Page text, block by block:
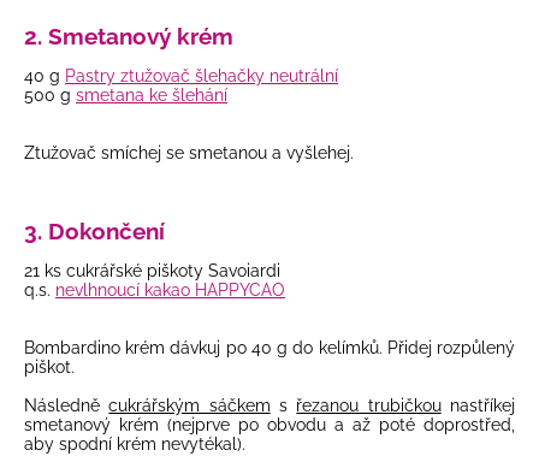
2. Smetanový krém
40 g Pastry ztužovač šlehačky neutrální
500 g smetana ke šlehání
Ztužovač smíchej se smetanou a vyšlehej.
3. Dokončení
21 ks cukrářské piškoty Savoiardi
q.s. nevlhnoucí kakao HAPPYCAO
Bombardino krém dávkuj po 40 g do kelímků. Přidej rozpůlený
piškot.
Následněcukrářským sáčkem s řezanou trubičkounastříkej
smetanový krém (nejprve po obvodu a až poté doprostřed,
aby spodní krém nevytékal).